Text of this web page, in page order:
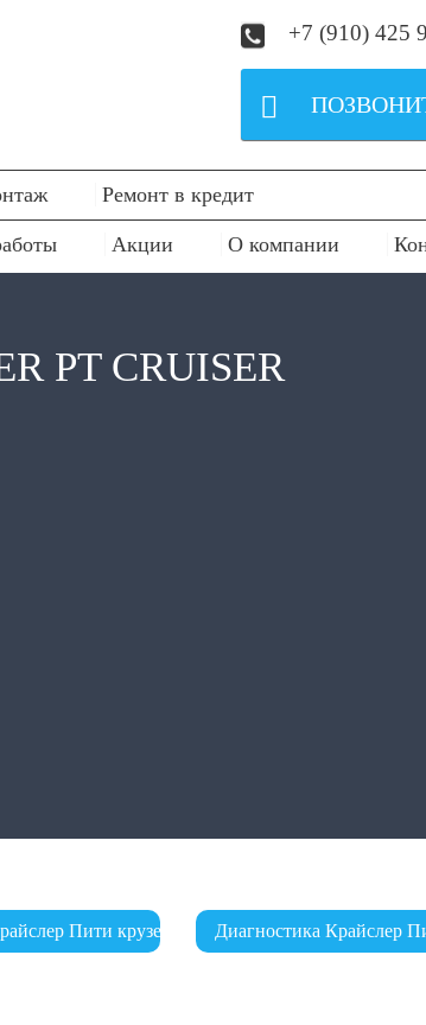
+7 (910) 425

Ремонт в кредит
Акции О компании
PT CRUISER
Пити крузер Диагностика Крайслер